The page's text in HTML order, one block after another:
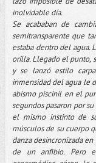
inolvidable día.
Se acababan de
semitransparente que
estaba dentro del agua.
orilla. Llegado el punto,
y se lanzó estilo
inmensidad del agua le
abismo piscinil en el
segundos pasaron por
el mismo instinto de
músculos de su cuerpo
danza desincronizada
de un anfibio. Pero